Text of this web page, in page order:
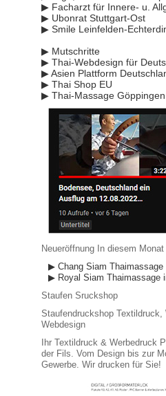
▶ Facharzt für Innere- u.
▶ Ubonrat Stuttgart-Ost
▶ Smile Leinfelden-
▶ Mutschritte
▶ Thai-Webdesign für
▶ Asien Plattform
▶ Thai Shop EU
▶ Thai-Massage Göppingen
Neueröffnung In diesem Monat
▶ Chang Siam Thaimassage
▶ Royal Siam Thaimassage
Staufen Sruckshop
Staufendruckshop Textildruck,
Webdesign
Ihr Textildruck & Werbedruck
der Fils. Vom Design bis zur
Gewerbe. Wir drucken für Sie!